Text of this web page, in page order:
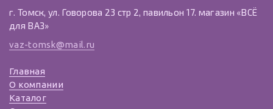
г. Томск, ул. Говорова 23 стр 2, павильон 17. магазин «ВСЁ
для ВАЗ»
vaz-tomsk@mail.ru
Главная
О компании
Каталог